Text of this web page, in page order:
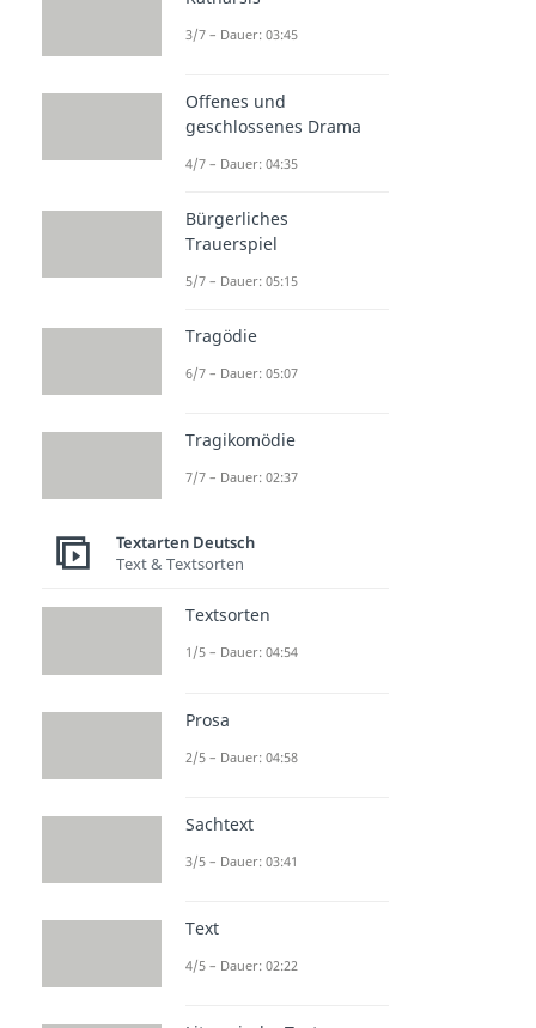
3/7 – Dauer: 03:45
Offenes und
geschlossenes Drama
4/7 – Dauer: 04:35
Bürgerliches
Trauerspiel
5/7 – Dauer: 05:15
Tragödie
6/7 – Dauer: 05:07
Tragikomödie
7/7 – Dauer: 02:37
Textarten Deutsch
Text & Textsorten
Textsorten
1/5 – Dauer: 04:54
Prosa
2/5 – Dauer: 04:58
Sachtext
3/5 – Dauer: 03:41
Text
4/5 – Dauer: 02:22